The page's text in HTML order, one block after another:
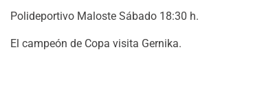
Polideportivo Maloste Sábado 18:30 h.
El campeón de Copa visita Gernika.